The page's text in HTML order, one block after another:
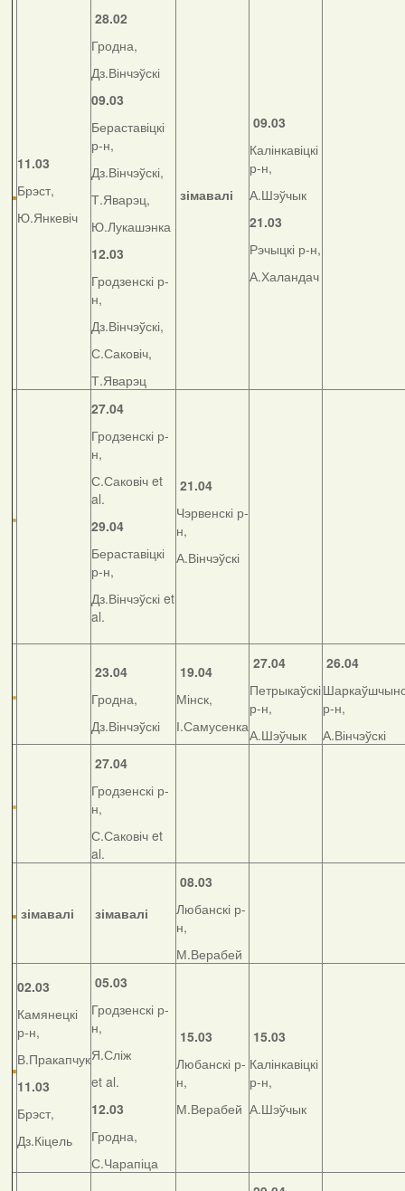
11.03
Брэст,
Ю.Янкевіч
28.02
Гродна,
Дз.Вінчэўскі
09.03
Бераставіцкі
р-н,
Дз.Вінчэўскі,
Т.Яварэц,
Ю.Лукашэнка
12.03
Гродзенскі р-
н,
Дз.Вінчэўскі,
С.Саковіч,
Т.Яварэц
зімавалі
09.03
Калінкавіцкі
р-н,
А.Шэўчык
21.03
Рэчыцкі р-н,
А.Халандач
27.04
Гродзенскі р-
н,
С.Саковіч et
al.
29.04
Бераставіцкі
р-н,
Дз.Вінчэўскі et
al.
21.04
Чэрвенскі р-
н,
А.Вінчэўскі
23.04
Гродна,
Дз.Вінчэўскі
19.04
Мінск,
І.Самусенка
27.04
Петрыкаўскі
р-н,
А.Шэўчык
26.04
р-н,
А.Вінчэўскі
27.04
Гродзенскі р-
н,
С.Саковіч et
al.
зімавалі зімавалі
08.03
Любанскі р-
н,
М.Верабей
02.03
Камянецкі
р-н,
В.Пракапчук
11.03
Брэст,
Дз.Кіцель
05.03
Гродзенскі р-
н,
Я.Сліж
et al.
12.03
Гродна,
С.Чарапіца
15.03
Любанскі р-
н,
М.Верабей
15.03
Калінкавіцкі
р-н,
А.Шэўчык